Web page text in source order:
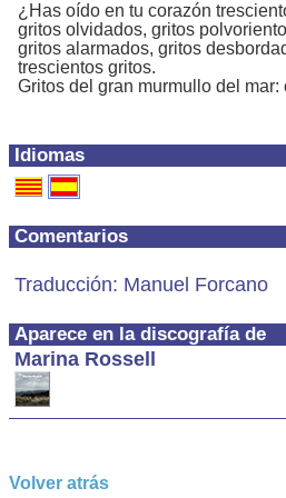
Idiomas
Comentarios
Traducción: Manuel Forcano
Aparece en la discografía de
Marina Rossell
¿Has oído en tu corazón
gritos olvidados, gritos
gritos alarmados, gritos
trescientos gritos.
Gritos del gran murmullo del mar:
Volver atrás